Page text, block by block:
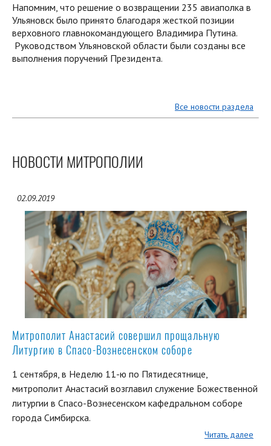
Напомним, что решение о возвращении 235 авиаполка в
Ульяновск было принято благодаря жесткой позиции
верховного главнокомандующего Владимира Путина.
Руководством Ульяновской области были созданы все
выполнения поручений Президента.
Все новости раздела
НОВОСТИ МИТРОПОЛИИ
02.09.2019
Митрополит Анастасий совершил прощальную
Литургию в Спасо-Вознесенском соборе
1 сентября, в Неделю 11-ю по Пятидесятнице,
митрополит Анастасий возглавил служение Божественной
литургии в Спасо-Вознесенском кафедральном соборе
города Симбирска.
Читать далее